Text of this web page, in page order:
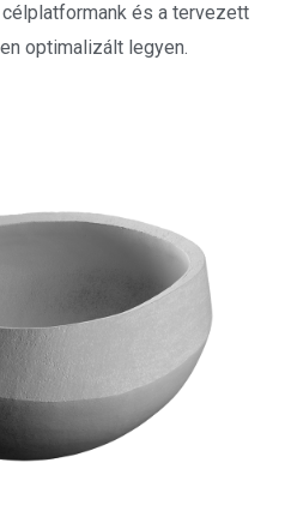
és a tervezett
optimalizált legyen.